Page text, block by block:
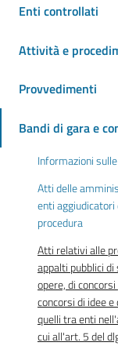
Enti controllati
Attività e
Provvedimenti
Bandi di gara e
Informazioni
Atti delle
enti
procedura
Atti relativi alle
appalti pubblici
opere, di
concorsi di idee
quelli tra enti
cui all'art. 5 del